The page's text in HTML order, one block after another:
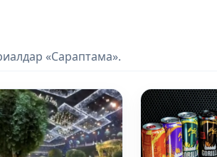
«Сараптама».